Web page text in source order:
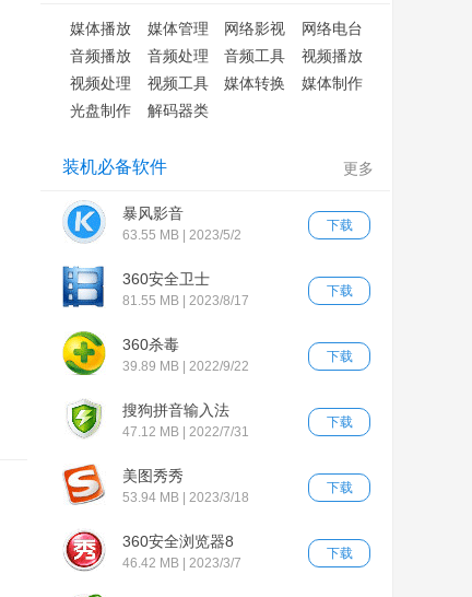
媒体播放 媒体管理 网络影视
网络电台
音频播放
音频处理 音频工具
视频播放
视频处理
视频工具 媒体转换
媒体制作
光盘制作
解码器类
更多
装机必备软件
下载
暴风影音
63.55 MB | 2023/5/2
下载
360安全卫士
81.55 MB | 2023/8/17
下载
360杀毒
39.89 MB | 2022/9/22
下载
搜狗拼音输入法
47.12 MB | 2022/7/31
下载
美图秀秀
53.94 MB | 2023/3/18
下载
360安全浏览器8
46.42 MB | 2023/3/7